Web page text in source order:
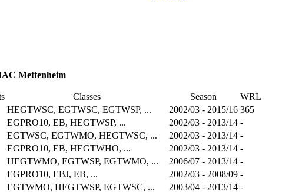
Mettenheim
Classes Season
WRL
HEGTWSC, EGTWSC, EGTWSP, ... 2002/03 - 2015/16 365
EGPRO10, EB, HEGTWSP, ... 2002/03 - 2013/14 -
EGTWSC, EGTWMO, HEGTWSC, ... 2002/03 - 2013/14 -
EGPRO10, EB, HEGTWHO, ... 2002/03 - 2013/14 -
HEGTWMO, EGTWSP, EGTWMO, ... 2006/07 - 2013/14 -
EGPRO10, EBJ, EB, ... 2002/03 - 2008/09 -
EGTWMO, HEGTWSP, EGTWSC, ... 2003/04 - 2013/14 -